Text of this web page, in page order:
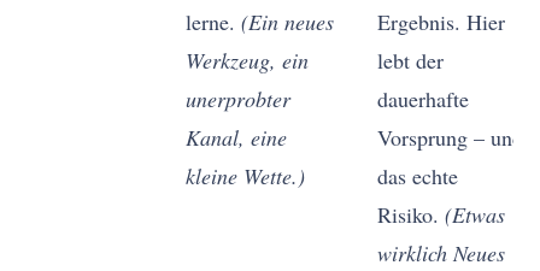
lerne.(Ein neues
Werkzeug, ein
unerprobter
Kanal, eine
kleine Wette.)
Ergebnis. Hier
lebt der
dauerhafte
Vorsprung – und
das echte
Risiko.(Etwas
wirklich Neues